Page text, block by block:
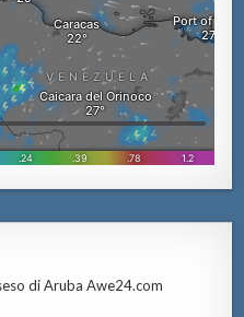
di Aruba Awe24.com